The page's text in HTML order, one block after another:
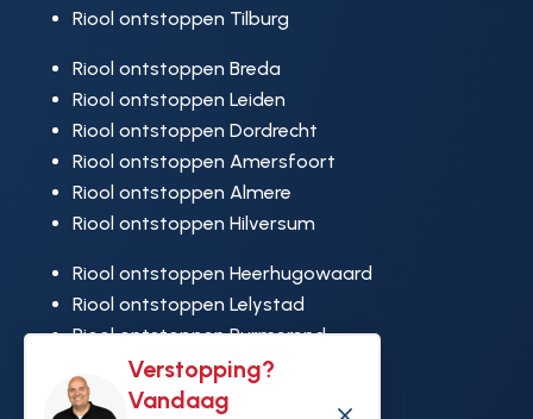
Verstopping?
Vandaag
Riool ontstoppen Tilburg
Riool ontstoppen Breda
Riool ontstoppen Leiden
Riool ontstoppen Dordrecht
Riool ontstoppen Amersfoort
Riool ontstoppen Almere
Riool ontstoppen Hilversum
Riool ontstoppen Heerhugowaard
Riool ontstoppen Lelystad
Riool ontstoppen Purmerend
Riool ontstoppen Ridderkerk
Riool ontstoppen Rijswijk